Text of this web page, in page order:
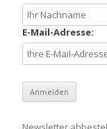
E-Mail-Adresse: